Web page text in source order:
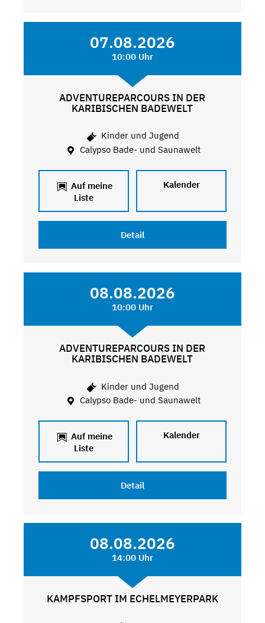
07.08.2026
10:00 Uhr
ADVENTUREPARCOURS IN DER
KARIBISCHEN BADEWELT
Kinder und Jugend
Calypso Bade- und Saunawelt
Auf meine
Liste
Kalender
Detail
08.08.2026
10:00 Uhr
ADVENTUREPARCOURS IN DER
KARIBISCHEN BADEWELT
Kinder und Jugend
Calypso Bade- und Saunawelt
Auf meine
Liste
Kalender
Detail
08.08.2026
14:00 Uhr
KAMPFSPORT IM ECHELMEYERPARK